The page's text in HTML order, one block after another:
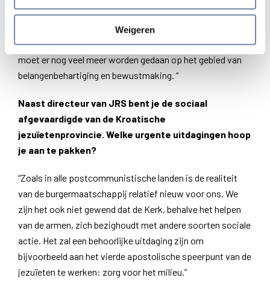
Weigeren
duizenden mensen zonder onderdak en bescherming
achtergelaten bij dalende wintertemperaturen. Hoewel
JRS een van de meest actieve organisaties in het veld is,
moet er nog veel meer worden gedaan op het gebied van
belangenbehartiging en bewustmaking. “
Naast directeur van JRS bent je de sociaal
afgevaardigde van de Kroatische
jezuïetenprovincie. Welke urgente uitdagingen hoop
je aan te pakken?
“Zoals in alle postcommunistische landen is de realiteit
van de burgermaatschappij relatief nieuw voor ons. We
zijn het ook niet gewend dat de Kerk, behalve het helpen
van de armen, zich bezighoudt met andere soorten sociale
actie. Het zal een behoorlijke uitdaging zijn om
bijvoorbeeld aan het vierde apostolische speerpunt van de
jezuïeten te werken: zorg voor het milieu.”